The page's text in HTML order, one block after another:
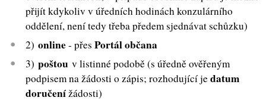
přijít kdykoliv v úředních hodinách konzulárního
oddělení, není tedy třeba předem sjednávat schůzku)
2)online- přesPortál občana
3)poštouv listinné podobě (s úředně ověřeným
podpisem na žádosti o zápis; rozhodující jedatum
doručenížádosti)